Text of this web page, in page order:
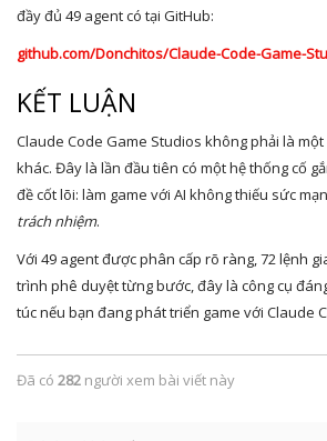
đầy đủ 49 agent có tại GitHub:
github.com/Donchitos/Claude-Code-Game-
KẾT LUẬN
Claude Code Game Studios không phải là
khác. Đây là lần đầu tiên có một hệ thống cố
đề cốt lõi: làm game với AI không thiếu sức
trách nhiệm.
Với 49 agent được phân cấp rõ ràng, 72 lệnh
trình phê duyệt từng bước, đây là công cụ
túc nếu bạn đang phát triển game với Claude
Đã có 282 người xem bài viết này